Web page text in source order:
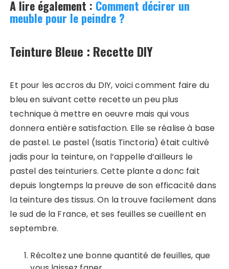
A lire également : Comment décirer un
meuble pour le peindre ?
Teinture Bleue : Recette DIY
Et pour les accros du DIY, voici comment faire du
bleu en suivant cette recette un peu plus
technique à mettre en oeuvre mais qui vous
donnera entière satisfaction. Elle se réalise à base
de pastel. Le pastel (Isatis Tinctoria) était cultivé
jadis pour la teinture, on l’appelle d’ailleurs le
pastel des teinturiers. Cette plante a donc fait
depuis longtemps la preuve de son efficacité dans
la teinture des tissus. On la trouve facilement dans
le sud de la France, et ses feuilles se cueillent en
septembre.
Récoltez une bonne quantité de feuilles, que